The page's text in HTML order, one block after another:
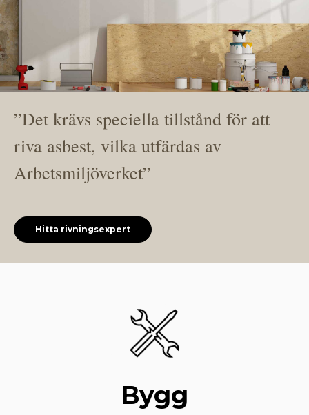
”Det krävs speciella tillstånd för att
riva asbest, vilka utfärdas av
Arbetsmiljöverket”
Hitta rivningsexpert
Bygg